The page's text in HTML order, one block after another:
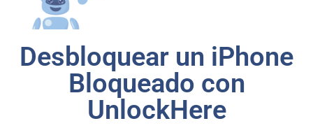
Desbloquear un iPhone
Bloqueado con
UnlockHere